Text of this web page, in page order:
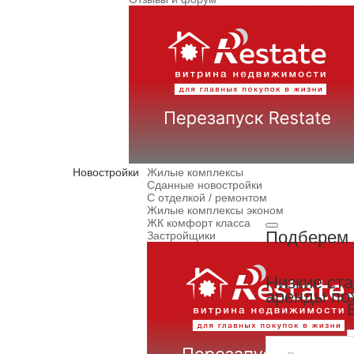
Новостройки
Жилые комплексы
Сданные новостройки
С отделкой / ремонтом
Жилые комплексы эконом
ЖК комфорт класса
Застройщики
Подберем
Низкие
аренды